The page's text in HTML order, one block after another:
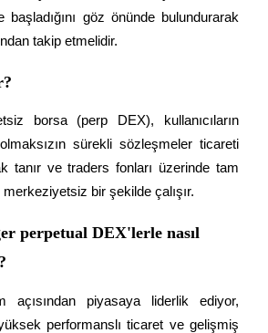
başladığını göz önünde bulundurarak
takip etmelidir.
borsa (perp DEX), kullanıcıların
sürekli sözleşmeler ticareti
tanır ve traders fonları üzerinde tam
bir şekilde çalışır.
perpetual DEX'lerle nasıl
açısından piyasaya liderlik ediyor,
performanslı ticaret ve gelişmiş